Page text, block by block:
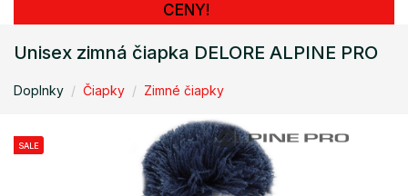
CENY!
Unisex zimná čiapka DELORE ALPINE PRO
Doplnky Čiapky Zimné čiapky
SALE